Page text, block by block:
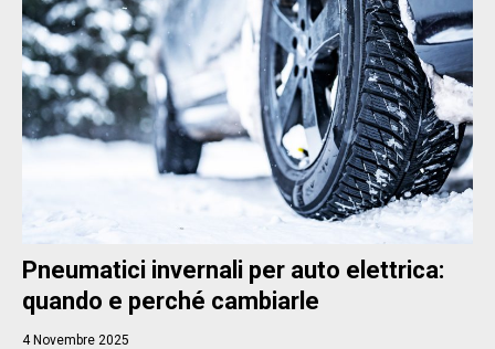
Pneumatici invernali per auto elettrica:
quando e perché cambiarle
4 Novembre 2025